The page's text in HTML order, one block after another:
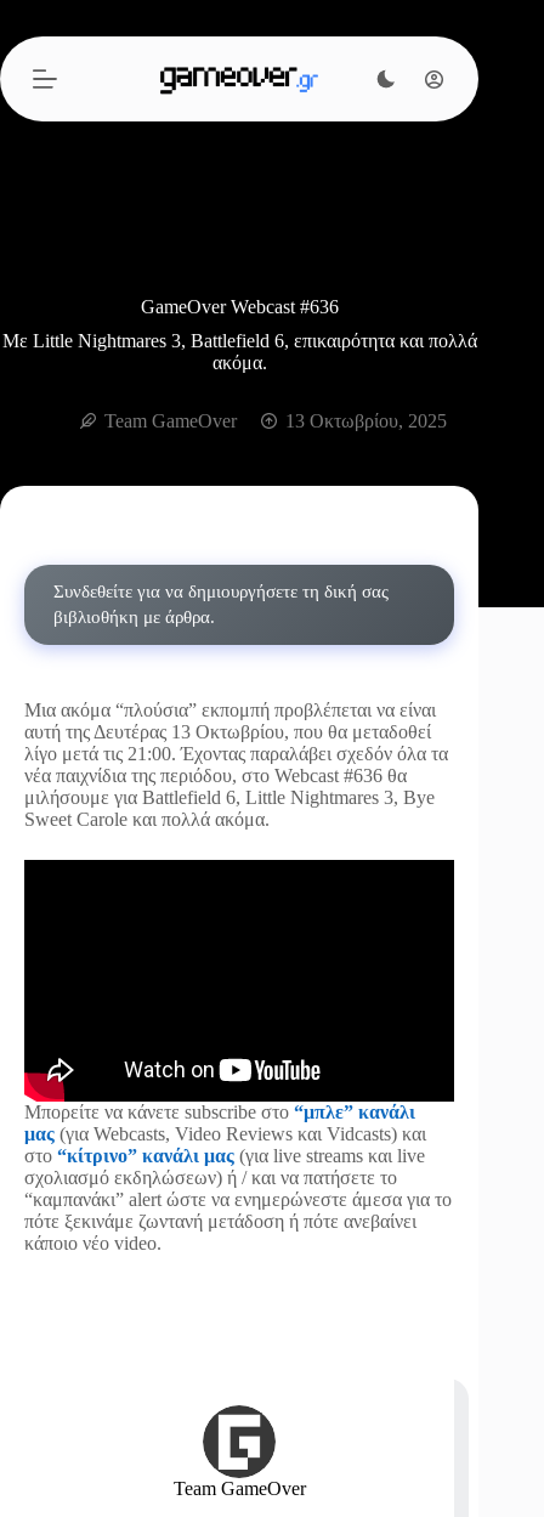
περιεχόμενο
GameOver Webcast #636
Με Little Nightmares 3, Battlefield 6, επικαιρότητα και πολλά
ακόμα.
Team GameOver 13 Οκτωβρίου, 2025
Συνδεθείτε για να δημιουργήσετε τη δική σας
βιβλιοθήκη με άρθρα.
Μια ακόμα “πλούσια” εκπομπή προβλέπεται να είναι
αυτή της Δευτέρας 13 Οκτωβρίου, που θα μεταδοθεί
λίγο μετά τις 21:00. Έχοντας παραλάβει σχεδόν όλα τα
νέα παιχνίδια της περιόδου, στο Webcast #636 θα
μιλήσουμε για Battlefield 6, Little Nightmares 3, Bye
Sweet Carole και πολλά ακόμα.
Μπορείτε να κάνετε subscribe στο “μπλε” κανάλι
μας (για Webcasts, Video Reviews και Vidcasts) και
στο “κίτρινο” κανάλι μας (για live streams και live
σχολιασμό εκδηλώσεων) ή / και να πατήσετε το
“καμπανάκι” alert ώστε να ενημερώνεστε άμεσα για το
πότε ξεκινάμε ζωντανή μετάδοση ή πότε ανεβαίνει
κάποιο νέο video.
Team GameOver